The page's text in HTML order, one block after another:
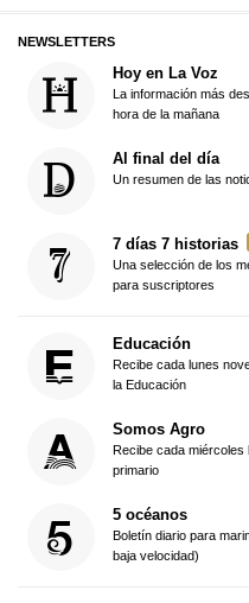
NEWSLETTERS
Hoy en La Voz
La información más
hora de la mañana
Al final del día
Un resumen de las
7 días 7 historias
Una selección de los
para suscriptores
Educación
Recibe cada lunes
la Educación
Somos Agro
Recibe cada
primario
5 océanos
Boletín diario para
baja velocidad)